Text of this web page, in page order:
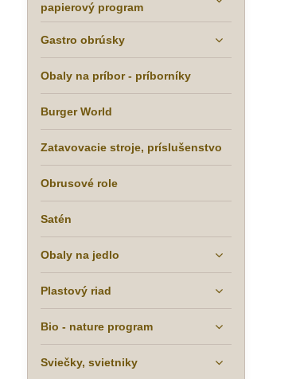
papierový program
Gastro obrúsky
Obaly na príbor - príborníky
Burger World
Zatavovacie stroje, príslušenstvo
Obrusové role
Satén
Obaly na jedlo
Plastový riad
Bio - nature program
Sviečky, svietniky